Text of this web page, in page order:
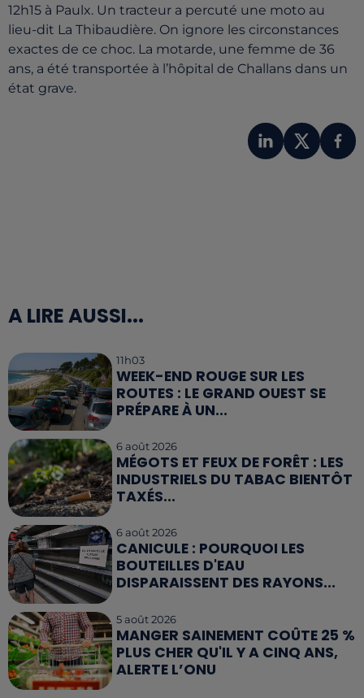
12h15 à Paulx. Un tracteur a percuté une moto au
lieu-dit La Thibaudière. On ignore les circonstances
exactes de ce choc. La motarde, une femme de 36
ans, a été transportée à l’hôpital de Challans dans un
état grave.
A LIRE AUSSI...
11h03
WEEK-END ROUGE SUR LES
ROUTES : LE GRAND OUEST SE
PRÉPARE À UN...
6 août 2026
MÉGOTS ET FEUX DE FORÊT : LES
INDUSTRIELS DU TABAC BIENTÔT
TAXÉS...
6 août 2026
CANICULE : POURQUOI LES
BOUTEILLES D'EAU
DISPARAISSENT DES RAYONS...
5 août 2026
MANGER SAINEMENT COÛTE 25 %
PLUS CHER QU'IL Y A CINQ ANS,
ALERTE L’ONU